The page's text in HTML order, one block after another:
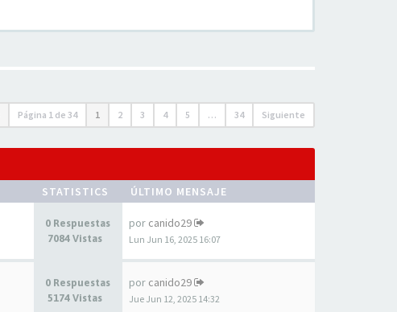
Página 1 de 34 1 2 3 4 5 … 34 Siguiente
STATISTICS ÚLTIMO MENSAJE
0 Respuestas
7084 Vistas
por canido29
Lun Jun 16, 2025 16:07
0 Respuestas
5174 Vistas
por canido29
Jue Jun 12, 2025 14:32